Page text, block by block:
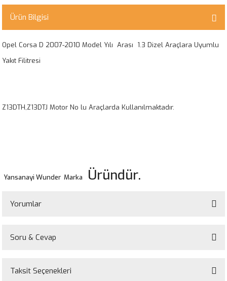
Ürün Bilgisi
Opel Corsa D 2007-2010 Model Yılı Arası 1.3 Dizel Araçlara Uyumlu
Yakıt Filitresi
Z13DTH,Z13DTJ Motor No lu Araçlarda Kullanılmaktadır.
Yansanayi Wunder Marka Üründür.
Yorumlar
Soru & Cevap
Ürün hakkında henüz soru sorulmamış.
Taksit Seçenekleri